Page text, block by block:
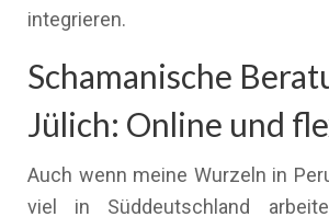
integrieren.
Schamanische
Jülich: Online und
Auch wenn meine Wurzeln in
viel in Süddeutschland